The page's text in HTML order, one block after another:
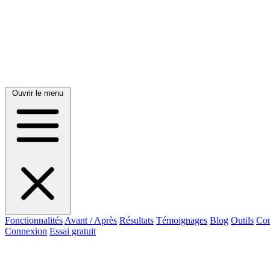
Ouvrir le menu
Fonctionnalités Avant / Après Résultats Témoignages Blog Outils
Connexion Essai gratuit